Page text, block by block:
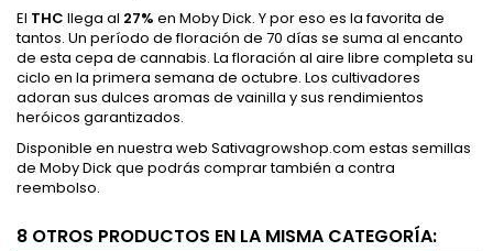
El THC llega al 27% en Moby Dick. Y por eso es la favorita de
tantos. Un período de floración de 70 días se suma al encanto
de esta cepa de cannabis. La floración al aire libre completa su
ciclo en la primera semana de octubre. Los cultivadores
adoran sus dulces aromas de vainilla y sus rendimientos
heróicos garantizados.
Disponible en nuestra web Sativagrowshop.com estas semillas
de Moby Dick que podrás comprar también a contra
reembolso.
8 OTROS PRODUCTOS EN LA MISMA CATEGORÍA: